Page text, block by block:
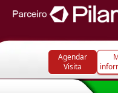
Agendar
Visita